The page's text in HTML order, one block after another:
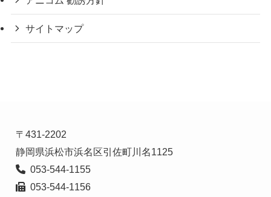
サイトマップ
〒431-2202
静岡県浜松市浜名区引佐町川名1125
  053-544-1155
  053-544-1156